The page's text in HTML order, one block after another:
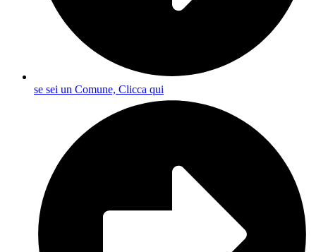
se sei un Comune, Clicca qui